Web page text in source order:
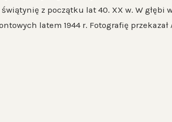
z początku lat 40. XX w. W głębi
latem 1944 r. Fotografię przekazał